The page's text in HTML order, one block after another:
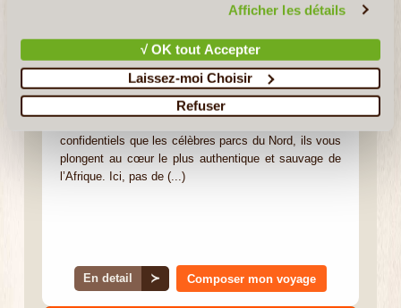
Afficher les détails
√ OK tout Accepter
Laissez-moi Choisir
Refuser
Votre Experte Locale
Anne
La Tanzanie : le rêve absolu des passionnés de safari
Chez Asanterra, nous avons choisi de mettre l’accent
confidentiels que les célèbres parcs du Nord, ils vous
plongent au cœur le plus authentique et sauvage de
l’Afrique. Ici, pas de (...)
En detail ≻ Composer mon voyage